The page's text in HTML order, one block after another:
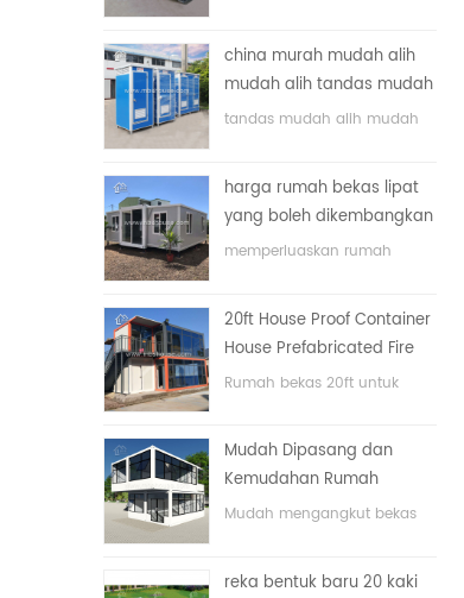
china murah mudah alih
mudah alih tandas mudah
alih untuk tapak
tandas mudah alih mudah
harga rumah bekas lipat
yang boleh dikembangkan
memperluaskan rumah
20ft House Proof Container
House Prefabricated Fire
House di China
Rumah bekas 20ft untuk
Mudah Dipasang dan
Kemudahan Rumah
Container Pengangkutan
Mudah mengangkut bekas
reka bentuk baru 20 kaki